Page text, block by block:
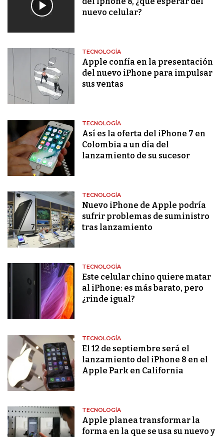
nuevo celular?
TECNOLOGÍA
Apple confía en la presentación
del nuevo iPhone para impulsar
sus ventas
TECNOLOGÍA
Así es la oferta del iPhone 7 en
Colombia a un día del
lanzamiento de su sucesor
TECNOLOGÍA
Nuevo iPhone de Apple podría
sufrir problemas de suministro
tras lanzamiento
TECNOLOGÍA
Este celular chino quiere matar
al iPhone: es más barato, pero
¿rinde igual?
TECNOLOGÍA
El 12 de septiembre será el
lanzamiento del iPhone 8 en el
Apple Park en California
TECNOLOGÍA
Apple planea transformar la
forma en la que se usa su nuevo y